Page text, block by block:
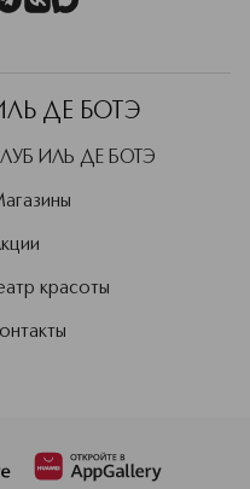
ДЕ БОТЭ
ИЛЬ ДЕ БОТЭ
красоты